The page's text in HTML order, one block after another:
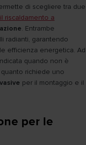
di scegliere tra due
riscaldamento a
. Entrambe
radianti, garantendo
efficienza energetica. Ad
quando non è
richiede uno
per il montaggio e il
per le